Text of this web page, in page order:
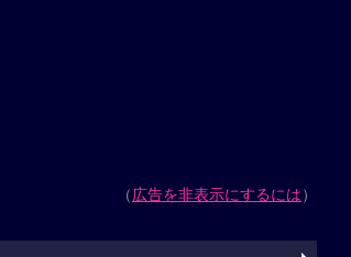
（広告を非表示にするには）